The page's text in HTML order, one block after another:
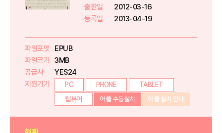
출판일
2012-03-16
등록일
2013-04-19
파일포맷
EPUB
파일크기
3MB
공급사
YES24
지원기기
PC PHONE
TABLET
웹뷰어
어플 수동설치 어플 설치 안내